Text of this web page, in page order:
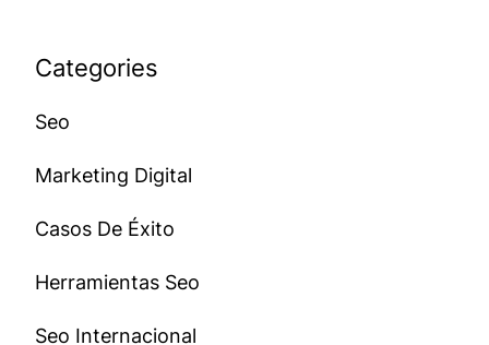
Categories
Seo
Marketing Digital
Casos De Éxito
Herramientas Seo
Seo Internacional